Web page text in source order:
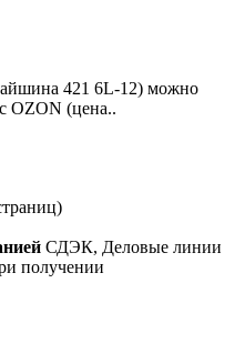
421 6L-12) можно
OZON (цена..
СДЭК, Деловые линии
получении